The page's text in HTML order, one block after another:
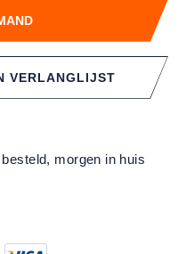
VERLANGLIJST
morgen in huis